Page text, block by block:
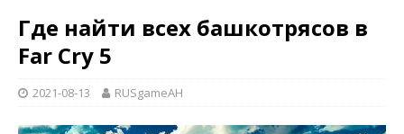
Где найти всех башкотрясов в
Far Cry 5
2021-08-13 RUSgameAH